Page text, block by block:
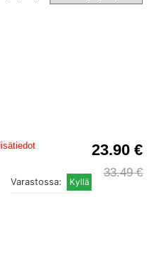
23.90 €
33.49 €
lisätiedot
Varastossa: